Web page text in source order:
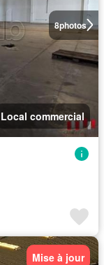
8photos
Local commercial
Mise à jour